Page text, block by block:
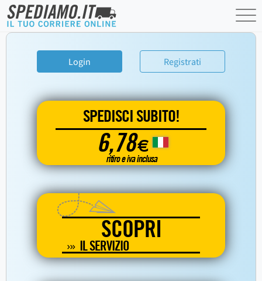
Login Registrati
SPEDISCI SUBITO!
6,78€
ritiro e iva inclusa
SCOPRI
IL SERVIZIO